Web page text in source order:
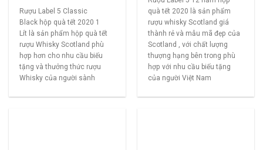
Rượu Label 5 Classic
Black hộp quà tết 2020 1
Lít là sản phẩm hộp quà tết
rượu Whisky Scotland phù
hợp hơn cho nhu cầu biếu
tặng và thưởng thức rượu
Whisky của người sành
quà tết 2020 là sản phẩm
rượu whisky Scotland giá
thành rẻ và mẫu mã đẹp của
Scotland , với chất lượng
thượng hạng bên trong phù
hợp với nhu cầu biếu tặng
của người Việt Nam